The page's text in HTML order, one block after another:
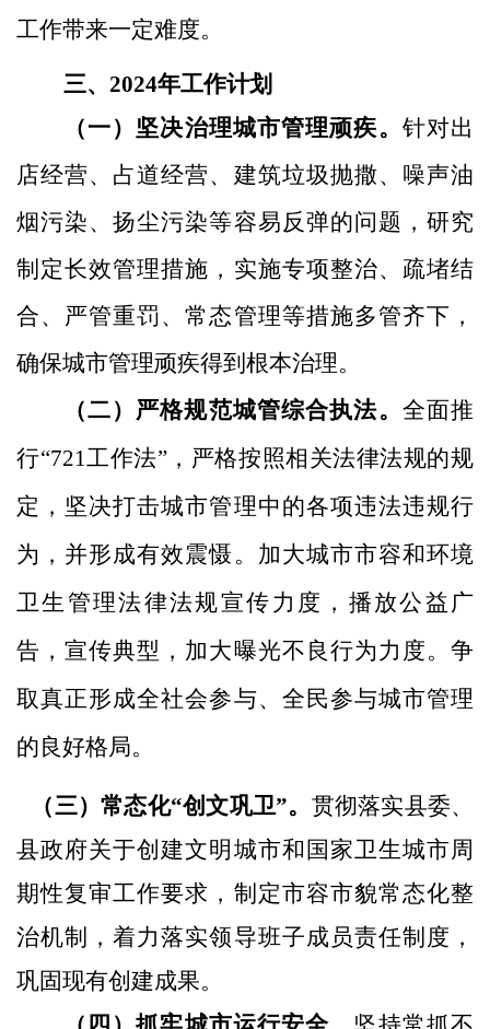
工作带来一定难度。
三、 2024年工作计划
（一）坚决治理城市管理顽疾。 针对出
店经营、占道经营、建筑垃圾抛撒、噪声油
烟污染、扬尘污染等容易反弹的问题，研究
制定长效管理措施，实施专项整治、疏堵结
合、严管重罚、常态管理等措施多管齐下，
确保城市管理顽疾得到根本治理。
（二）严格规范城管综合执法。 全面推
行“721工作法”，严格按照相关法律法规的规
定，坚决打击城市管理中的各项违法违规行
为，并形成有效震慑。加大城市市容和环境
卫生管理法律法规宣传力度，播放公益广
告，宣传典型，加大曝光不良行为力度。争
取真正形成全社会参与、全民参与城市管理
的良好格局。
（三）常态化“创文巩卫”。 贯彻落实县委、
县政府关于创建文明城市和国家卫生城市周
期性复审工作要求，制定市容市貌常态化整
治机制，着力落实领导班子成员责任制度，
巩固现有创建成果。